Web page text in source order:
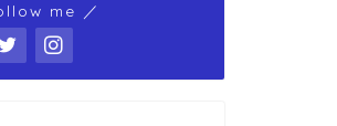
me ／